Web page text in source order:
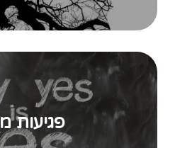
פגיעות